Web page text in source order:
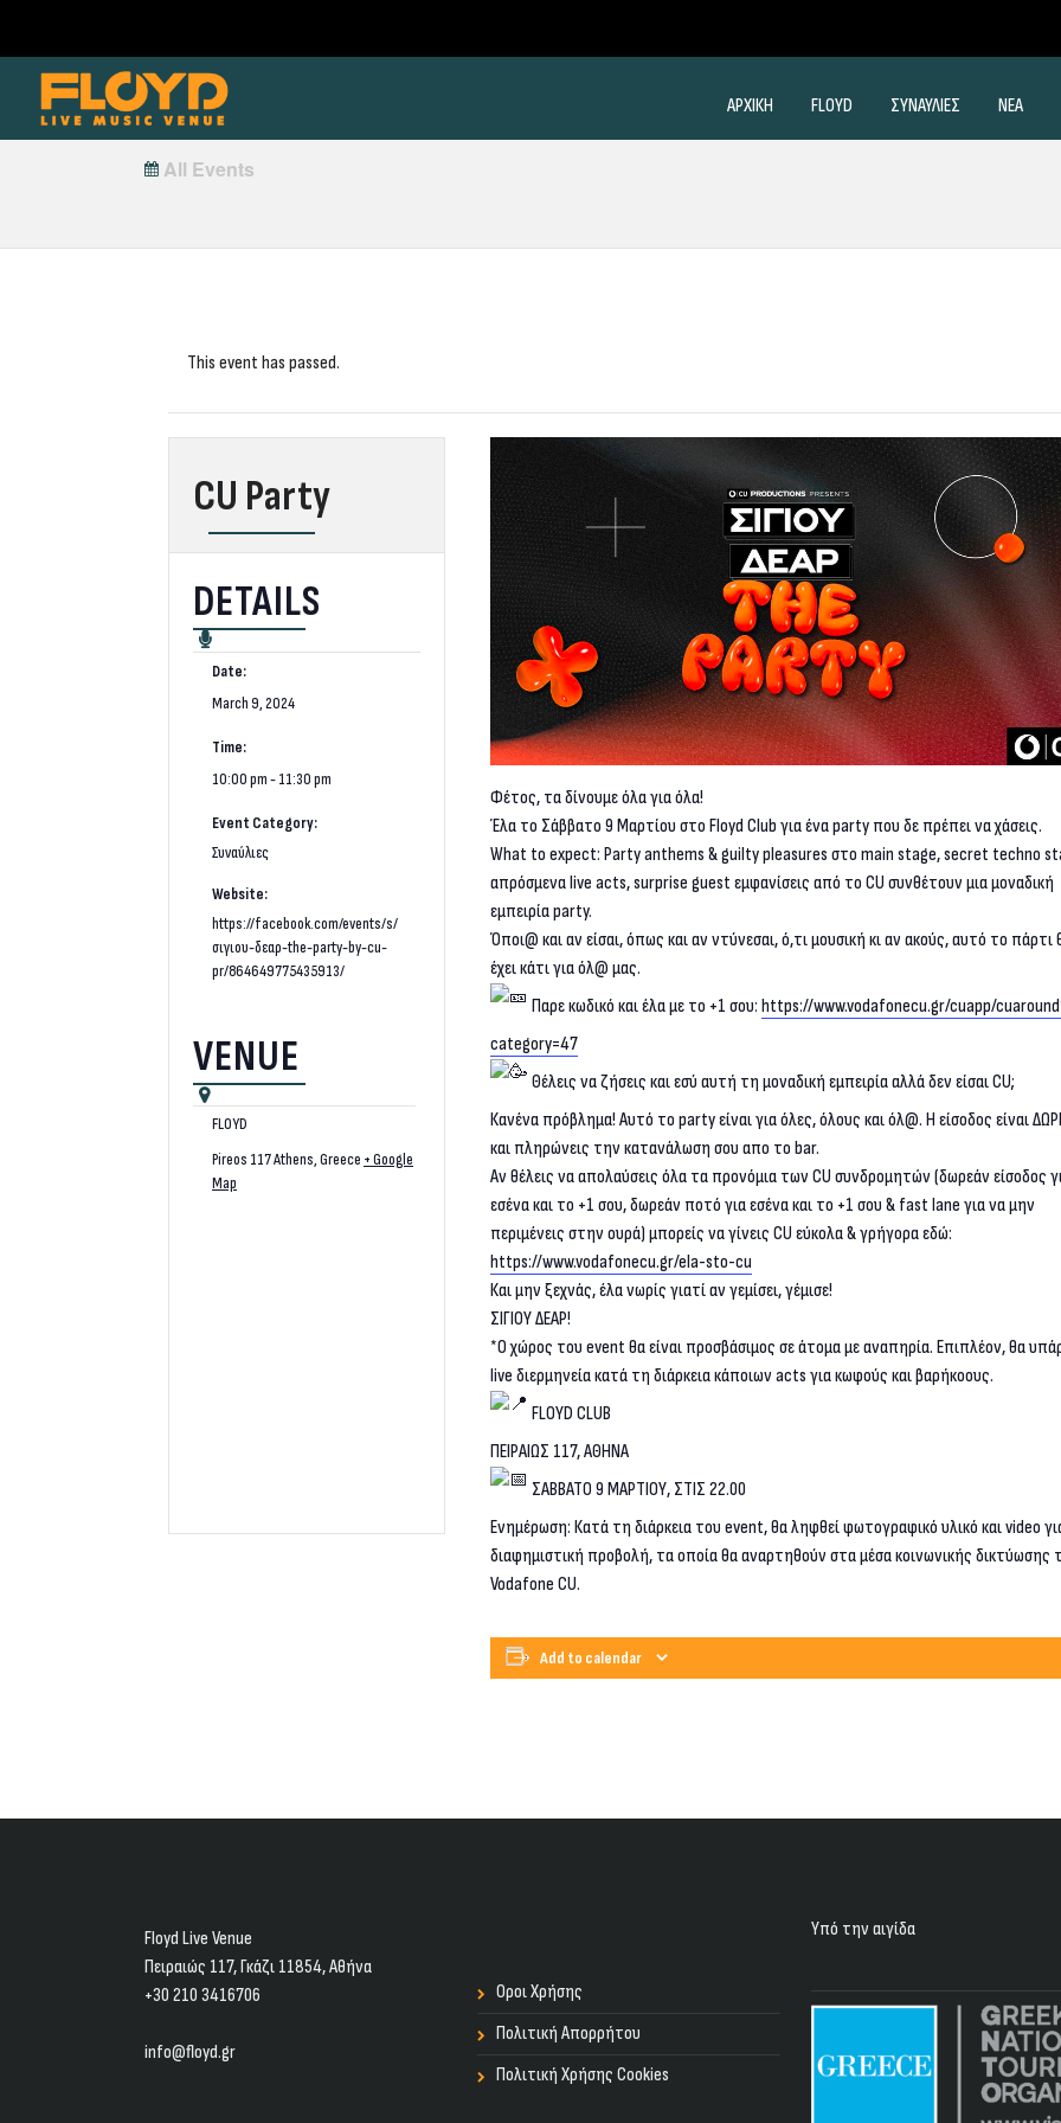
ΑΡΧΙΚΗ FLOYD ΣΥΝΑΥΛΙΕΣ ΝΕΑ
All Events
This event has passed.
CU Party
DETAILS
Date:
March 9, 2024
Time:
10:00 pm - 11:30 pm
Event Category:
Συναύλιες
Website:
https://facebook.com/events/s/
σιγιου-δεαρ-the-party-by-cu-
pr/864649775435913/
VENUE
FLOYD
Pireos 117Athens,Greece + Google
Map
Φέτος, τα δίνουμε όλα για όλα!
Έλα το Σάββατο 9 Μαρτίου στο Floyd Club για ένα party που δε πρέπει να χάσεις.
What to expect: Party anthems & guilty pleasures στο main stage, secret techno
απρόσμενα live acts, surprise guest εμφανίσεις από το CU συνθέτουν μια μοναδική
εμπειρία party.
Όποι@ και αν είσαι, όπως και αν ντύνεσαι, ό,τι μουσική κι αν ακούς, αυτό το πάρτι
έχει κάτι για όλ@ μας.
Παρε κωδικό και έλα με το +1 σου:https://www.vodafonecu.gr/cuapp/
category=47
Θέλεις να ζήσεις και εσύ αυτή τη μοναδική εμπειρία αλλά δεν είσαι CU;
Κανένα πρόβλημα! Αυτό το party είναι για όλες, όλους και όλ@. Η είσοδος είναι
και πληρώνεις την κατανάλωση σου απο το bar.
Αν θέλεις να απολαύσεις όλα τα προνόμια των CU συνδρομητών (δωρεάν είσοδος
εσένα και το +1 σου, δωρεάν ποτό για εσένα και το +1 σου & fast lane για να μην
περιμένεις στην ουρά) μπορείς να γίνεις CU εύκολα & γρήγορα εδώ:
https://www.vodafonecu.gr/ela-sto-cu
Και μην ξεχνάς, έλα νωρίς γιατί αν γεμίσει, γέμισε!
ΣΙΓΙΟΥ ΔΕΑΡ!
*Ο χώρος του event θα είναι προσβάσιμος σε άτομα με αναπηρία. Επιπλέον, θα
live διερμηνεία κατά τη διάρκεια κάποιων acts για κωφούς και βαρήκοους.
FLOYD CLUB
ΠΕΙΡΑΙΩΣ 117, ΑΘΗΝΑ
ΣΑΒΒΑΤΟ 9 ΜΑΡΤΙΟΥ, ΣΤΙΣ 22.00
Ενημέρωση: Κατά τη διάρκεια του event, θα ληφθεί φωτογραφικό υλικό και video
διαφημιστική προβολή, τα οποία θα αναρτηθούν στα μέσα κοινωνικής δικτύωσης
Vodafone CU.
Add to calendar
Floyd Live Venue
Πειραιώς 117, Γκάζι 11854, Aθήνα
+30 210 3416706
info@floyd.gr
Οροι Χρήσης
Πολιτική Απορρήτου
Πολιτική Χρήσης Cookies
Υπό την αιγίδα